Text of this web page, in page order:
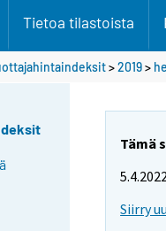
Tietoa tilastoista
>2019>
Tämä
Siirry